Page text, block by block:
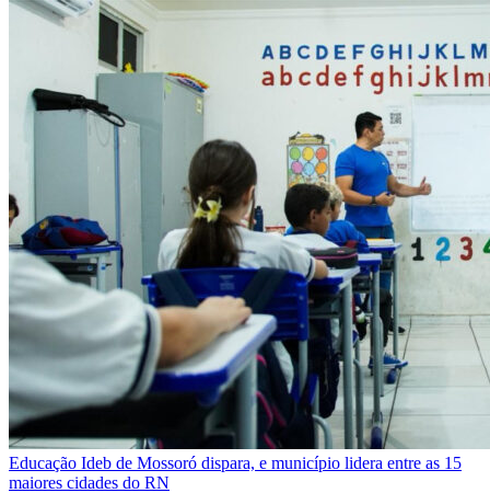
Educação Ideb de Mossoró dispara, e município lidera entre as 15
maiores cidades do RN